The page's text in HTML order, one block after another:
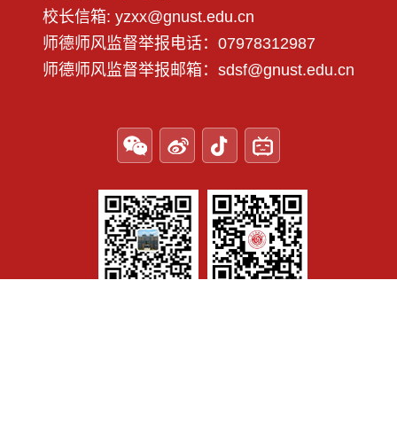
校长信箱: yzxx@gnust.edu.cn
师德师风监督举报电话：07978312987
师德师风监督举报邮箱：sdsf@gnust.edu.cn